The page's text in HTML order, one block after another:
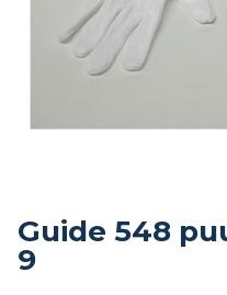
Guide 548
9